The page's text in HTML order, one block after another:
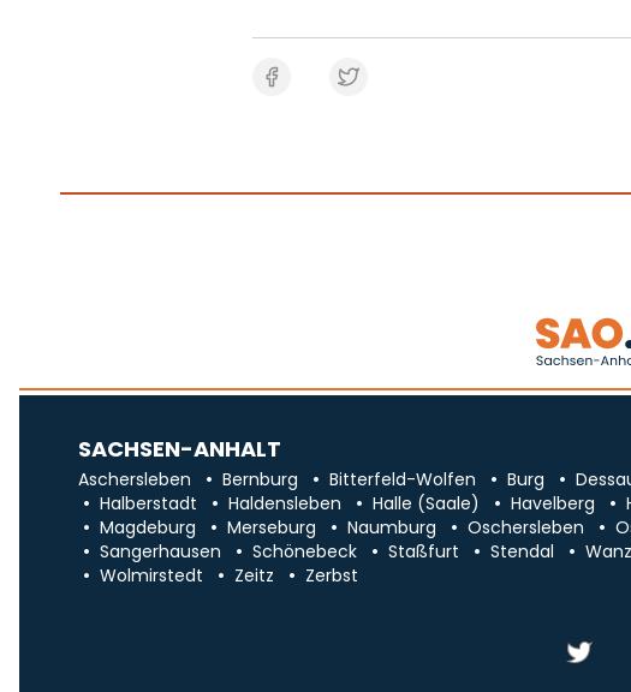
SACHSEN-ANHALT
Aschersleben Bernburg Bitterfeld-Wolfen Burg
Halberstadt
Haldensleben Halle (Saale) Havelberg
Magdeburg
Merseburg Naumburg Oschersleben
Sangerhausen
Schönebeck Staßfurt Stendal
Wolmirstedt
Zeitz Zerbst